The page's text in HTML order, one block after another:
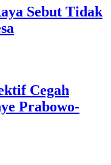
Sebut Tidak
Cegah
Prabowo-